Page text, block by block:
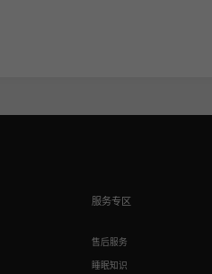
服务专区
售后服务
睡眠知识